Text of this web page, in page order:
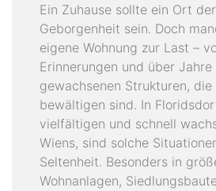
Ein Zuhause sollte ein Ort
Geborgenheit sein. Doch
eigene Wohnung zur Last –
Erinnerungen und über Jahre
gewachsenen Strukturen, die
bewältigen sind. In
vielfältigen und schnell
Wiens, sind solche
Seltenheit. Besonders in
Wohnanlagen,